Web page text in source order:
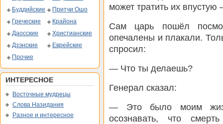
Буддийские
Притчи Ошо
Греческие
Крайона
Даосские
Христианские
Дзэнские
Еврейские
Прочие
ИНТЕРЕСНОЕ
Восточные мудрецы
Слова Назидания
Разное и интересное
может тратить их
Сам царь пошёл
опечалены и плакали.
спросил:
— Что ты делаешь?
Генерал сказал:
— Это было моим
осознавать, что